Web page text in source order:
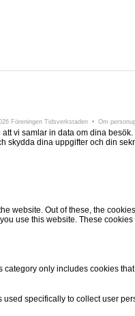
Föreningen Tidsverkstaden • Om
vi samlar in data om dina
skydda dina uppgifter och din
website. Out of these, the
use this website. These
only includes cookies
specifically to collect user